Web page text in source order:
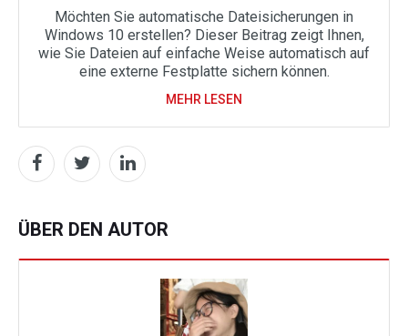
Möchten Sie automatische Dateisicherungen in
Windows 10 erstellen? Dieser Beitrag zeigt Ihnen,
wie Sie Dateien auf einfache Weise automatisch auf
eine externe Festplatte sichern können.
MEHR LESEN
ÜBER DEN AUTOR